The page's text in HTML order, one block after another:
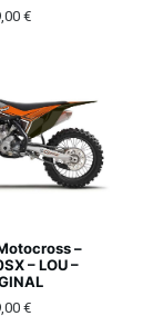
€
–
– LOU –
€